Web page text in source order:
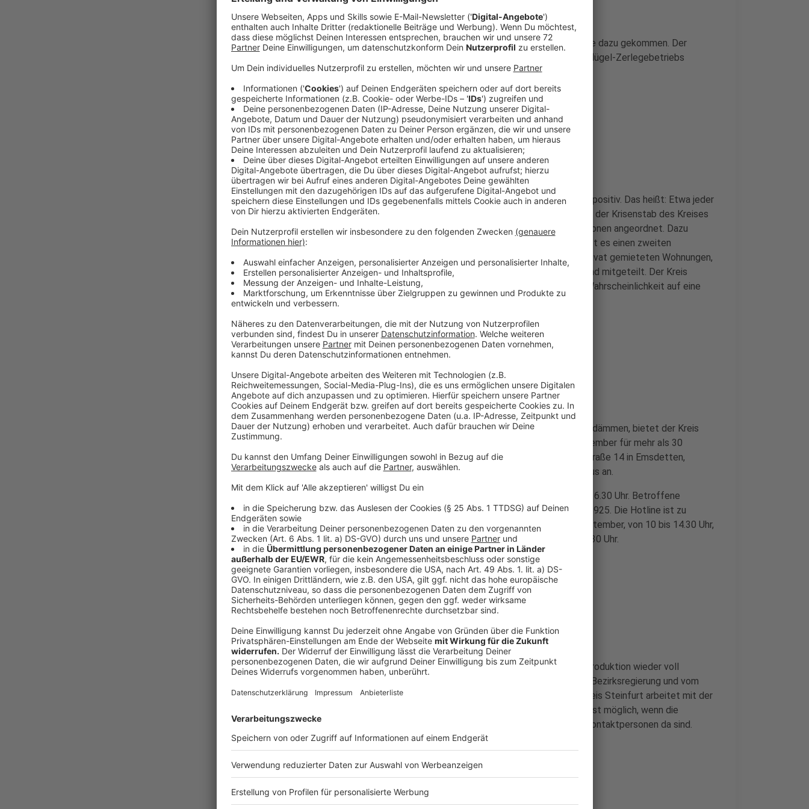
Zu den 26 Corona-Fällen von Mittwoch sind am Freitag 50 weitere dazu gekommen. Der
Krisenstab des Kreises Steinfurt hat alle 300 Mitarbeiter des Geflügel-Zerlegebetriebs
Allfrisch in Quarantäne geschickt.
Anzeige
Corona-Flächentests
Anzeige
Inzwischen liegen 176 Testergebnisse vor: 23 davon sind Corona-positiv. Das heißt: Etwa jeder
8te Allfrisch-Mitarbeiter ist mit dem Virus infiziert. Insgesamt hat der Krisenstab des Kreises
Corona-Tests für alle 300 Mitarbeiter und etwa 200 Kontaktpersonen angeordnet. Dazu
fahren mobile Abstrich-Teams raus. Am Dienstag (29.09.2020) gibt es einen zweiten
Flächentest. Die positiv getesteten Beschäftigten wohnten in privat gemieteten Wohnungen,
nicht in Sammelunterkünften, hatte die Firma am Donnerstagabend mitgeteilt. Der Kreis
Steinfurt bestätigt nun: Der Ausbruch bei Allfrisch ist mit hoher Wahrscheinlichkeit auf eine
größere Feierlichkeit in Wildeshausen zurückzuführen.
Anzeige
Kostenloser Test für Besucher
Anzeige
Um das Infektionsgeschehen rund um den Corona-Ausbruch einzudämmen, bietet der Kreis
Steinfurt allen Personen, die sich in der Zeit vom 18. bis 24. September für mehr als 30
Minuten auf dem Betriebsgelände der Firma Allfrisch, Hollefeldstraße 14 in Emsdetten,
aufgehalten haben, einen kostenlosen Abstrich auf das Coronavirus an.
Diese Möglichkeit besteht vorerst bis Dienstag, 29. September, 16.30 Uhr. Betroffene
Personen melden sich telefonisch über die Hotline an: 02551-695925. Die Hotline ist zu
folgenden Zeiten besetzt: Samstag und Sonntag, 26. und 27. September, von 10 bis 14.30 Uhr,
sowie Montag und Dienstag, 28. und 29. September, von 8 bis 16.30 Uhr.
Anzeige
Allfrisch muss nach Corona-Ausbruch nachbessern
Allfrisch muss nach dem Corona-Ausbruch nachbessern, um die Produktion wieder voll
aufnehmen zu können. Das hat der Ortstermin mit Vertretern der Bezirksregierung und vom
Kreis Steinfurt ergeben. Momentan steht der Betrieb still. Der Kreis Steinfurt arbeitet mit der
Firma an einem Konzept für einen Notbetrieb. Der ist allerdings erst möglich, wenn die
Ergebnisse des Flächentests bei den 300 Mitarbeitern und 200 Kontaktpersonen da sind.
Anzeige
Corona-Fälle in 13 Orten im Kreis und sechs außerhalb